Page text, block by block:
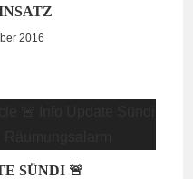
2016
SÜNDI 🚨